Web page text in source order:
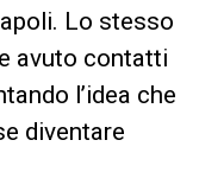
Lo stesso
avuto contatti
l’idea che
diventare